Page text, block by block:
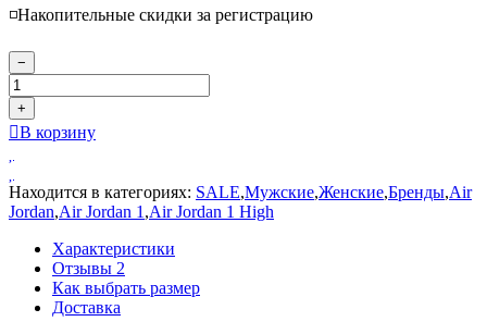
◽️Накопительные скидки за регистрацию
−
+
В корзину
Находится в категориях: SALE,Мужские,Женские,Бренды,Air
Jordan,Air Jordan 1,Air Jordan 1 High
Характеристики
Отзывы 2
Как выбрать размер
Доставка